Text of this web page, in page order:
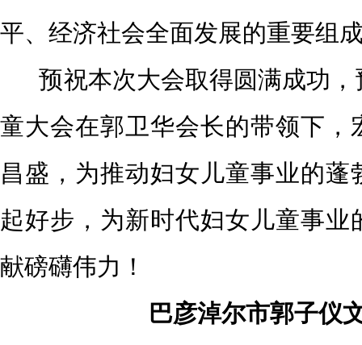
平、经济社会全面发展的重要组
预祝本次大会取得圆满成功，
童大会在郭卫华会长的带领下，
昌盛，为推动妇女儿童事业的蓬
起好步，为新时代妇女儿童事业
献磅礴伟力！
巴彦淖尔市郭子仪